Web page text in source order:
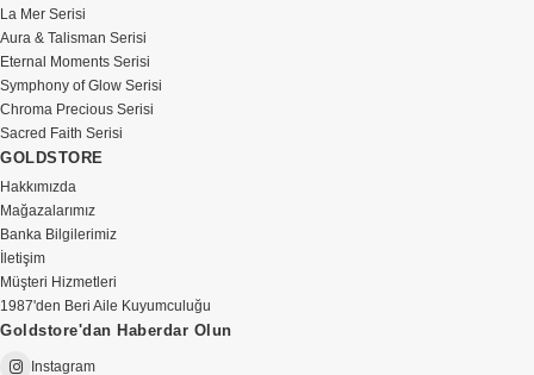
La Mer Serisi
Aura & Talisman Serisi
Eternal Moments Serisi
Symphony of Glow Serisi
Chroma Precious Serisi
Sacred Faith Serisi
GOLDSTORE
Hakkımızda
Mağazalarımız
Banka Bilgilerimiz
İletişim
Müşteri Hizmetleri
1987'den Beri Aile Kuyumculuğu
Goldstore'dan Haberdar Olun
Instagram